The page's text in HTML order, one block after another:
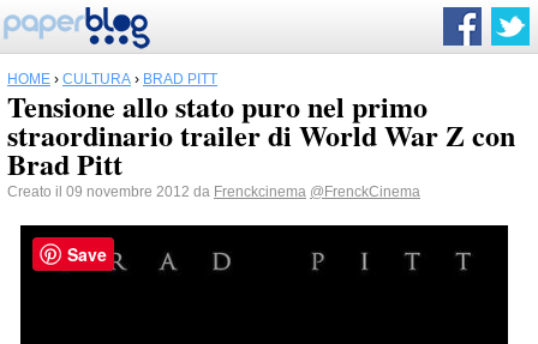
HOME › CULTURA › BRAD PITT
Tensione allo stato puro nel primo
straordinario trailer di World War Z con
Brad Pitt
Creato il 09 novembre 2012 da Frenckcinema @FrenckCinema
Save